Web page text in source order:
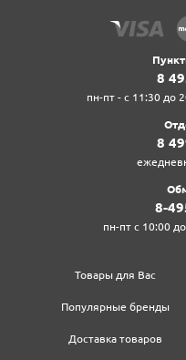
8‍
пн-пт - с 11:30 до
8‍
8‍-
пн-пт с 10:00
Товары для Вас
Популярные бренды
Доставка товаров